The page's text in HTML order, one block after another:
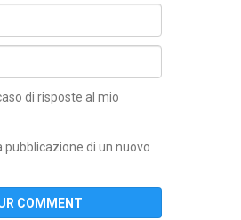
di risposte al mio
di un nuovo